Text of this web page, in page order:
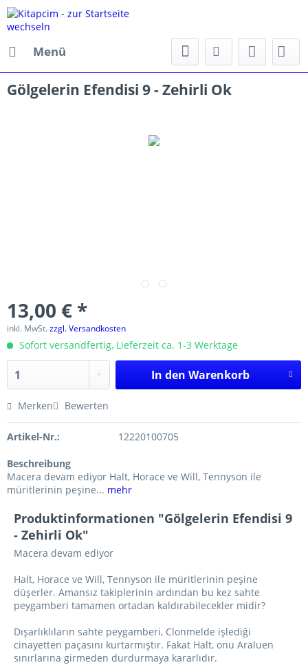
Menü
Gölgelerin Efendisi 9 - Zehirli Ok
13,00 € *
inkl. MwSt.zzgl. Versandkosten
Sofort versandfertig, Lieferzeit ca. 1-3 Werktage
In den Warenkorb
Merken Bewerten
Artikel-Nr.: 12220100705
Beschreibung
Macera devam ediyor Halt, Horace ve Will, Tennyson ile
müritlerinin peşine... mehr
Produktinformationen "Gölgelerin Efendisi 9
- Zehirli Ok"
Macera devam ediyor
Halt, Horace ve Will, Tennyson ile müritlerinin peşine
düşerler. Amansız takiplerinin ardından bu kez sahte
peygamberi tamamen ortadan kaldırabilecekler midir?
Dışarlıklıların sahte peygamberi, Clonmelde işlediği
cinayetten paçasını kurtarmıştır. Fakat Halt, onu Araluen
sınırlarına girmeden durdurmaya kararlıdır.